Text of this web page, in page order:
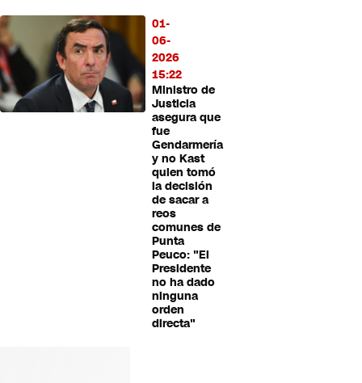
01-
06-
2026
15:22
Ministro de
Justicia
asegura que
fue
Gendarmería
y no Kast
quien tomó
la decisión
de sacar a
reos
comunes de
Punta
Peuco: "El
Presidente
no ha dado
ninguna
orden
directa"